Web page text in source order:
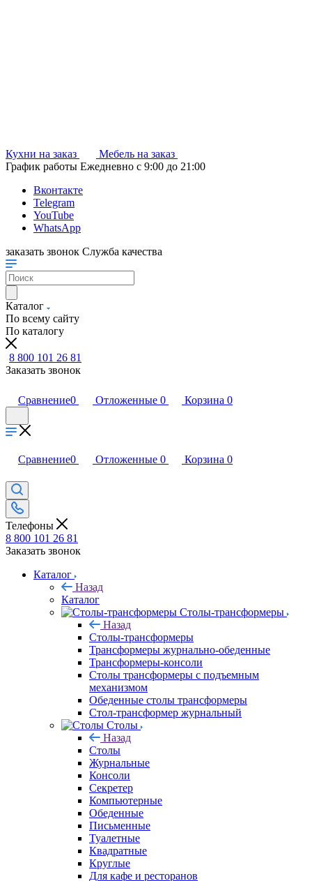
Кухни на заказ
Мебель на заказ
График работы Ежедневно с 9:00 до 21:00
Вконтакте
Telegram
YouTube
WhatsApp
заказать звонок Служба качества
Каталог
По всему сайту
По каталогу
8 800 101 26 81
Заказать звонок
Сравнение0 Отложенные 0 Корзина 0
Сравнение0 Отложенные 0 Корзина 0
Телефоны
8 800 101 26 81
Заказать звонок
Каталог
Назад
Каталог
Столы-трансформеры
Назад
Столы-трансформеры
Трансформеры журнально-обеденные
Трансформеры-консоли
Столы трансформеры с подъемным
механизмом
Обеденные столы трансформеры
Стол-трансформер журнальный
Столы
Назад
Столы
Журнальные
Консоли
Секретер
Компьютерные
Обеденные
Письменные
Туалетные
Квадратные
Круглые
Для кафе и ресторанов